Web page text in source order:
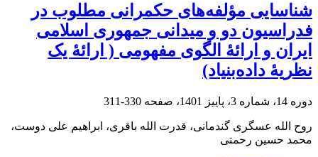
شناسایی مؤلفه‌های حکمرانی مطلوب در
فدراسیون دو و میدانی جمهوری اسلامی
ایران و ارائۀ الگوی مفهومی ( ارائۀ یک
نظریۀ داده‌بنیاد)
دوره 14، شماره 3، پاییز 1401، صفحه 330-311
روح الله عسگری گندمانی، قدرت الله باقری، ابراهیم علی دوست،
محمد حسین رحمتی